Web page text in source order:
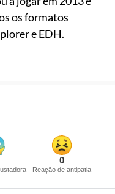
os formatos
e EDH.
0
Reação de antipatia